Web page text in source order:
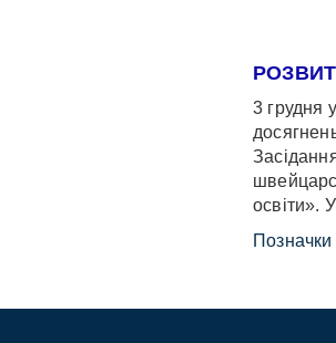
3 грудня
освіти».
Позначки